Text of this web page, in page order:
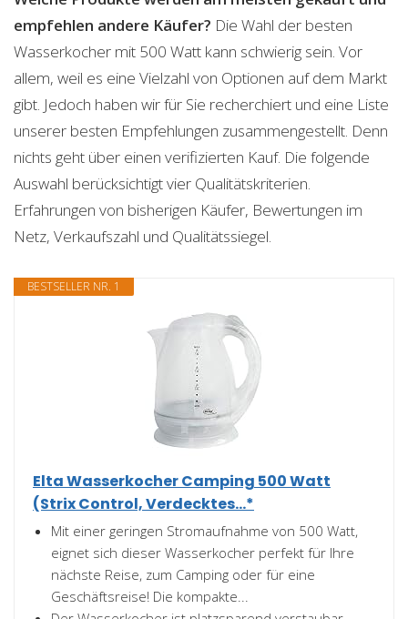
empfehlen andere Käufer? Die Wahl der besten
Wasserkocher mit 500 Watt kann schwierig sein. Vor
allem, weil es eine Vielzahl von Optionen auf dem Markt
gibt. Jedoch haben wir für Sie recherchiert und eine Liste
unserer besten Empfehlungen zusammengestellt. Denn
nichts geht über einen verifizierten Kauf. Die folgende
Auswahl berücksichtigt vier Qualitätskriterien.
Erfahrungen von bisherigen Käufer, Bewertungen im
Netz, Verkaufszahl und Qualitätssiegel.
BESTSELLER NR. 1
Elta Wasserkocher Camping 500 Watt
(Strix Control, Verdecktes...*
Mit einer geringen Stromaufnahme von 500 Watt,
eignet sich dieser Wasserkocher perfekt für Ihre
nächste Reise, zum Camping oder für eine
Geschäftsreise! Die kompakte...